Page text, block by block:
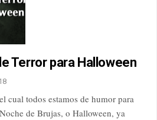
Terror para Halloween
cual todos estamos de humor para
de Brujas, o Halloween, ya